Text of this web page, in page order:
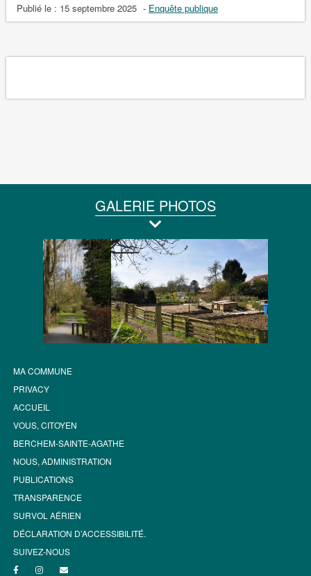
Publié le : 15 septembre 2025 - Enquête publique
GALERIE PHOTOS
MA COMMUNE
PRIVACY
ACCUEIL
VOUS, CITOYEN
BERCHEM-SAINTE-AGATHE
NOUS, ADMINISTRATION
PUBLICATIONS
TRANSPARENCE
SURVOL AÉRIEN
DÉCLARATION D’ACCESSIBILITÉ.
SUIVEZ-NOUS